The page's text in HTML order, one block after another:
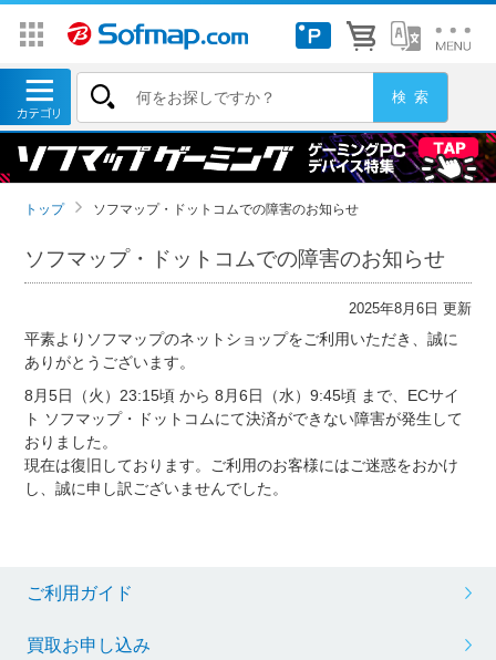
トップ ソフマップ・ドットコムでの障害のお知らせ
ソフマップ・ドットコムでの障害のお知らせ
2025年8月6日 更新
平素よりソフマップのネットショップをご利用いただき、誠に
ありがとうございます。
8月5日（火）23:15頃 から 8月6日（水）9:45頃 まで、ECサイ
ト ソフマップ・ドットコムにて決済ができない障害が発生して
おりました。
現在は復旧しております。ご利用のお客様にはご迷惑をおかけ
し、誠に申し訳ございませんでした。
ご利用ガイド
買取お申し込み